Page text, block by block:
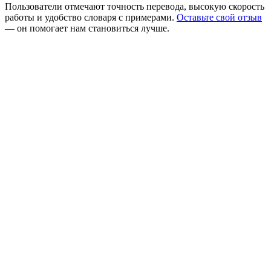
Пользователи отмечают точность перевода, высокую скорость
работы и удобство словаря с примерами. Оставьте свой отзыв
— он помогает нам становиться лучше.